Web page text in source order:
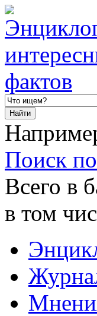
Поиск
Всего в
в том